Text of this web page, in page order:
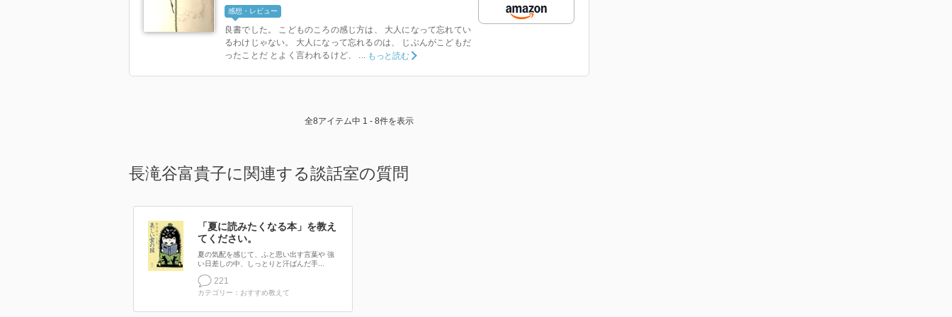
感想・レビュー
良書でした。 こどものころの感じ方は、 大人になって忘れてい
るわけじゃない。 大人になって忘れるのは、 じぶんがこどもだ
ったことだ とよく言われるけど、 ...
もっと読む
全8アイテム中 1 - 8件を表示
長滝谷富貴子に関連する談話室の質問
「夏に読みたくなる本」を教え
てください。
夏の気配を感じて、ふと思い出す言葉や 強
い日差しの中、しっとりと汗ばんだ手...
221
カテゴリー：おすすめ教えて